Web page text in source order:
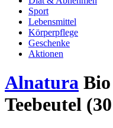
Sport
Lebensmittel
Körperpflege
Geschenke
Aktionen
Alnatura Bio
Teebeutel